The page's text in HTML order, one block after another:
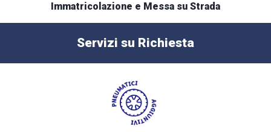
Immatricolazione e Messa su Strada
Servizi su Richiesta